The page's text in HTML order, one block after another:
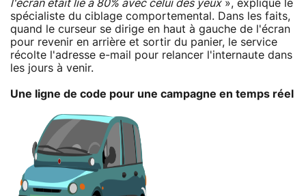
l'écran était lié à 80% avec celui des yeux», explique le
spécialiste du ciblage comportemental. Dans les faits,
quand le curseur se dirige en haut à gauche de l'écran
pour revenir en arrière et sortir du panier, le service
récolte l'adresse e-mail pour relancer l'internaute dans
les jours à venir.
Une ligne de code pour une campagne en temps réel